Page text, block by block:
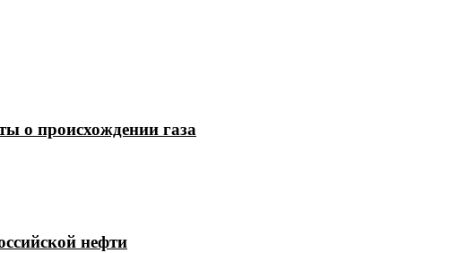
о происхождении газа
нефти